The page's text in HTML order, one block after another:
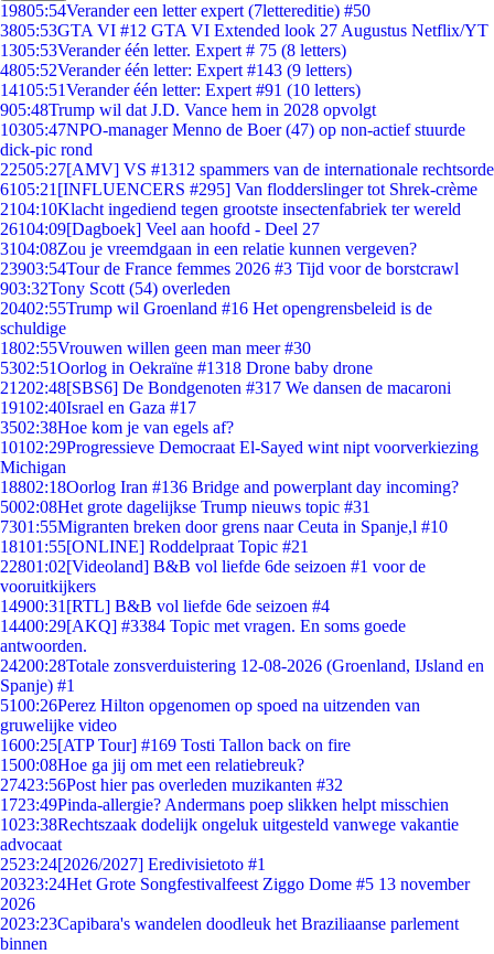
19805:54Verander een letter expert (7lettereditie) #50
3805:53GTA VI #12 GTA VI Extended look 27 Augustus Netflix/YT
1305:53Verander één letter. Expert # 75 (8 letters)
4805:52Verander één letter: Expert #143 (9 letters)
14105:51Verander één letter: Expert #91 (10 letters)
905:48Trump wil dat J.D. Vance hem in 2028 opvolgt
10305:47NPO-manager Menno de Boer (47) op non-actief stuurde
dick-pic rond
22505:27[AMV] VS #1312 spammers van de internationale rechtsorde
6105:21 [INFLUENCERS #295] Van flodderslinger tot Shrek-crème
2104:10Klacht ingediend tegen grootste insectenfabriek ter wereld
26104:09[Dagboek] Veel aan hoofd - Deel 27
3104:08Zou je vreemdgaan in een relatie kunnen vergeven?
23903:54Tour de France femmes 2026 #3 Tijd voor de borstcrawl
903:32Tony Scott (54) overleden
20402:55Trump wil Groenland #16 Het opengrensbeleid is de
schuldige
1802:55Vrouwen willen geen man meer #30
5302:51Oorlog in Oekraïne #1318 Drone baby drone
21202:48[SBS6] De Bondgenoten #317 We dansen de macaroni
19102:40Israel en Gaza #17
3502:38Hoe kom je van egels af?
10102:29Progressieve Democraat El-Sayed wint nipt voorverkiezing
Michigan
18802:18Oorlog Iran #136 Bridge and powerplant day incoming?
5002:08Het grote dagelijkse Trump nieuws topic #31
7301:55Migranten breken door grens naar Ceuta in Spanje,l #10
18101:55[ONLINE] Roddelpraat Topic #21
22801:02[Videoland] B&B vol liefde 6de seizoen #1 voor de
vooruitkijkers
14900:31 [RTL] B&B vol liefde 6de seizoen #4
14400:29[AKQ] #3384 Topic met vragen. En soms goede
antwoorden.
24200:28Totale zonsverduistering 12-08-2026 (Groenland, IJsland en
Spanje) #1
5100:26Perez Hilton opgenomen op spoed na uitzenden van
gruwelijke video
1600:25[ATP Tour] #169 Tosti Tallon back on fire
1500:08Hoe ga jij om met een relatiebreuk?
27423:56Post hier pas overleden muzikanten #32
1723:49Pinda-allergie? Andermans poep slikken helpt misschien
1023:38Rechtszaak dodelijk ongeluk uitgesteld vanwege vakantie
advocaat
2523:24[2026/2027] Eredivisietoto #1
20323:24Het Grote Songfestivalfeest Ziggo Dome #5 13 november
2026
2023:23Capibara's wandelen doodleuk het Braziliaanse parlement
binnen